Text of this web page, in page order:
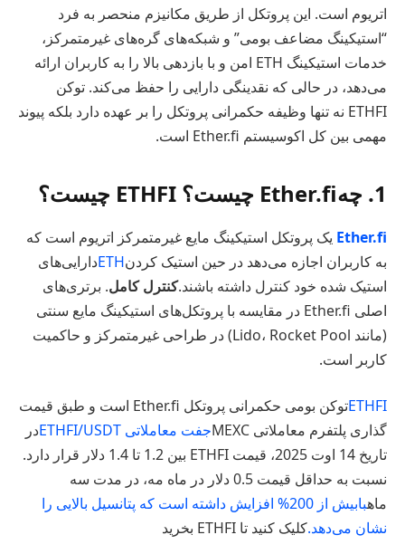
اتریوم است. این پروتکل از طریق مکانیزم منحصر به فرد
“استیکینگ مضاعف بومی” و شبکه‌های گره‌های غیرمتمرکز،
خدمات استیکینگ ETH امن و با بازدهی بالا را به کاربران ارائه
می‌دهد، در حالی که نقدینگی دارایی را حفظ می‌کند. توکن
ETHFI نه تنها وظیفه حکمرانی پروتکل را بر عهده دارد بلکه پیوند
مهمی بین کل اکوسیستم Ether.fi است.
1. چه Ether.fi چیست؟ ETHFI چیست؟
Ether.fi یک پروتکل استیکینگ مایع غیرمتمرکز اتریوم است که
به کاربران اجازه می‌دهد در حین استیک کردنETHدارایی‌های
استیک شده خود کنترل داشته باشند.کنترل کامل. برتری‌های
اصلی Ether.fi در مقایسه با پروتکل‌های استیکینگ مایع سنتی
(مانند Lido، Rocket Pool) در طراحی غیرمتمرکز و حاکمیت
کاربر است.
ETHFI
توکن بومی حکمرانی پروتکل Ether.fi است و طبق قیمت
گذاری پلتفرم معاملاتی MEXC
جفت معاملاتی ETHFI/USDT
در
تاریخ 14 اوت 2025، قیمت ETHFI بین 1.2 تا 1.4 دلار قرار دارد.
نسبت به حداقل قیمت 0.5 دلار در ماه مه، در مدت سه
ماه
بابیش از 200% افزایش داشته است که پتانسیل بالایی را
نشان می‌دهد.کلیک کنید تا ETHFI بخرید